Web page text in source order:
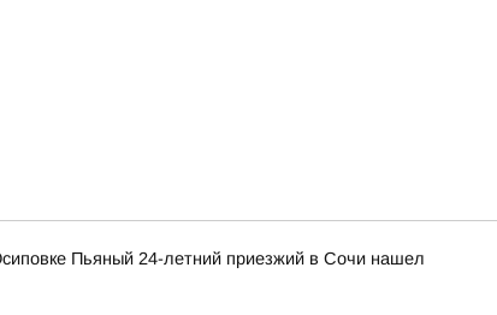
Пьяный 24-летний приезжий в Сочи нашел